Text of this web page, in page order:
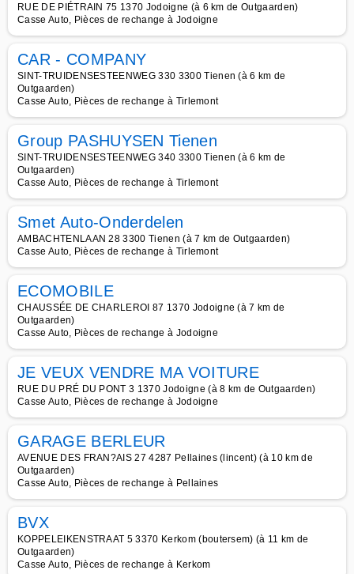
RUE DE PIÉTRAIN 75 1370 Jodoigne (à 6 km de Outgaarden)
Casse Auto, Pièces de rechange à Jodoigne
CAR - COMPANY
SINT-TRUIDENSESTEENWEG 330 3300 Tienen (à 6 km de
Outgaarden)
Casse Auto, Pièces de rechange à Tirlemont
Group PASHUYSEN Tienen
SINT-TRUIDENSESTEENWEG 340 3300 Tienen (à 6 km de
Outgaarden)
Casse Auto, Pièces de rechange à Tirlemont
Smet Auto-Onderdelen
AMBACHTENLAAN 28 3300 Tienen (à 7 km de Outgaarden)
Casse Auto, Pièces de rechange à Tirlemont
ECOMOBILE
CHAUSSÉE DE CHARLEROI 87 1370 Jodoigne (à 7 km de
Outgaarden)
Casse Auto, Pièces de rechange à Jodoigne
JE VEUX VENDRE MA VOITURE
RUE DU PRÉ DU PONT 3 1370 Jodoigne (à 8 km de Outgaarden)
Casse Auto, Pièces de rechange à Jodoigne
GARAGE BERLEUR
AVENUE DES FRAN?AIS 27 4287 Pellaines (lincent) (à 10 km de
Outgaarden)
Casse Auto, Pièces de rechange à Pellaines
BVX
KOPPELEIKENSTRAAT 5 3370 Kerkom (boutersem) (à 11 km de
Outgaarden)
Casse Auto, Pièces de rechange à Kerkom